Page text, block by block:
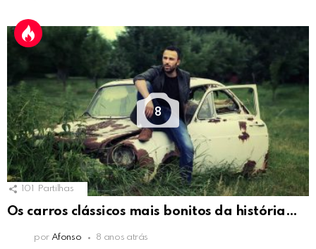
8
101 Partilhas
Os carros clássicos mais bonitos da história…
por Afonso 8 anos atrás